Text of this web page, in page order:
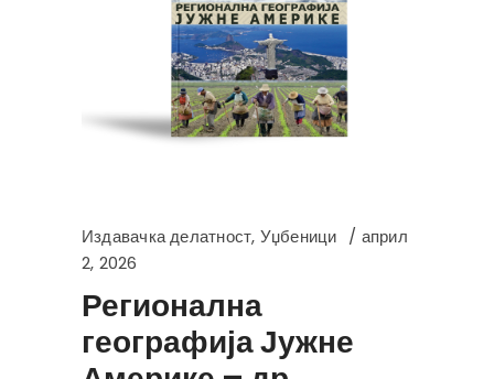
Издавачка делатност, Уџбеници
април
2, 2026
Регионална
географија Јужне